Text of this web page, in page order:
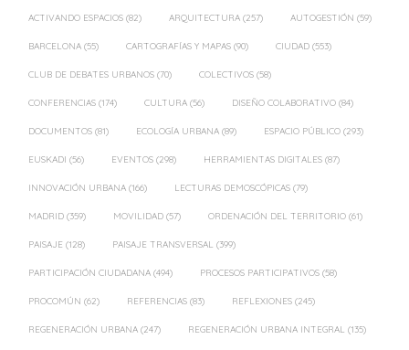
ACTIVANDO ESPACIOS (82) ARQUITECTURA (257) AUTOGESTIÓN (59)
BARCELONA (55) CARTOGRAFÍAS Y MAPAS (90) CIUDAD (553)
CLUB DE DEBATES URBANOS (70) COLECTIVOS (58)
CONFERENCIAS (174) CULTURA (56) DISEÑO COLABORATIVO (84)
DOCUMENTOS (81) ECOLOGÍA URBANA (89) ESPACIO PÚBLICO (293)
EUSKADI (56) EVENTOS (298) HERRAMIENTAS DIGITALES (87)
INNOVACIÓN URBANA (166) LECTURAS DEMOSCÓPICAS (79)
MADRID (359) MOVILIDAD (57) ORDENACIÓN DEL TERRITORIO (61)
PAISAJE (128) PAISAJE TRANSVERSAL (399)
PARTICIPACIÓN CIUDADANA (494) PROCESOS PARTICIPATIVOS (58)
PROCOMÚN (62) REFERENCIAS (83) REFLEXIONES (245)
REGENERACIÓN URBANA (247) REGENERACIÓN URBANA INTEGRAL (135)